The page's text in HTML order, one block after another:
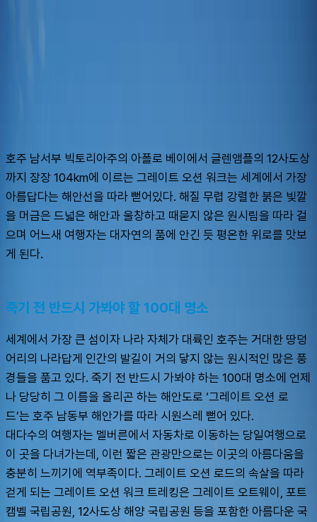
호주 남서부 빅토리아주의 아폴로 베이에서 글렌앰플의 12사도상
까지 장장 104km에 이르는 그레이트 오션 워크는 세계에서 가장
아름답다는 해안선을 따라 뻗어있다. 해질 무렵 강렬한 붉은 빛깔
을 머금은 드넓은 해안과 울창하고 때묻지 않은 원시림을 따라 걸
으며 어느새 여행자는 대자연의 품에 안긴 듯 평온한 위로를 맛보
게 된다.
죽기 전 반드시 가봐야 할 100대 명소
세계에서 가장 큰 섬이자 나라 자체가 대륙인 호주는 거대한 땅덩
어리의 나라답게 인간의 발길이 거의 닿지 않는 원시적인 많은 풍
경들을 품고 있다. 죽기 전 반드시 가봐야 하는 100대 명소에 언제
나 당당히 그 이름을 올리곤 하는 해안도로 ‘그레이트 오션 로
드’는 호주 남동부 해안가를 따라 시원스레 뻗어 있다.
대다수의 여행자는 멜버른에서 자동차로 이동하는 당일여행으로
이 곳을 다녀가는데, 이런 짧은 관광만으로는 이곳의 아름다움을
충분히 느끼기에 역부족이다. 그레이트 오션 로드의 속살을 따라
걷게 되는 그레이트 오션 워크 트레킹은 그레이트 오트웨이, 포트
캠벨 국립공원, 12사도상 해양 국립공원 등을 포함한 아름다운 국